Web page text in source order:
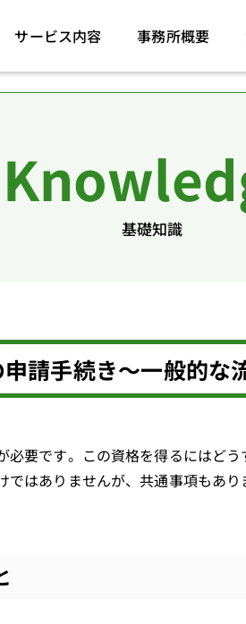
サービス内容 事務所概要
基礎知識
請手続き～一般的な
必要です。この資格を得るにはど
はありませんが、共通事項もあ